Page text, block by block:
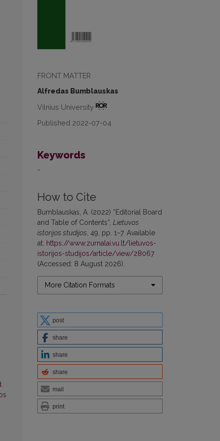
FRONT MATTER
Alfredas Bumblauskas
Vilnius University
Published 2022-07-04
Keywords
-
How to Cite
Bumblauskas, A. (2022) “Editorial Board
and Table of Contents”, Lietuvos
istorijos studijos , 49, pp. 1–7. Available
at: https://www.zurnalai.vu.lt/lietuvos-
istorijos-studijos/article/view/28067
(Accessed: 8 August 2026).
More Citation Formats
post
share
share
share
mail
print